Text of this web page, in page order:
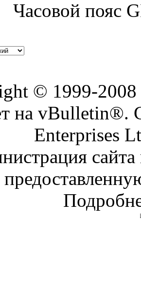
Часовой пояс
© 1999-2008
на vBulletin®.
Enterprises
сайта